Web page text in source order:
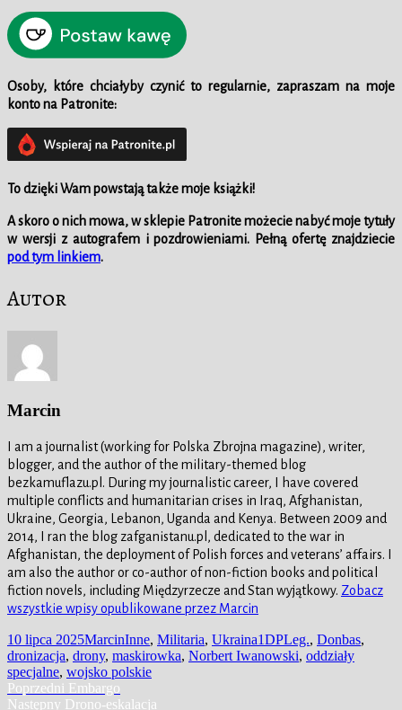
Osoby, które chciałyby czynić to regularnie, zapraszam na moje
konto na Patronite:
To dzięki Wam powstają także moje książki!
A skoro o nich mowa,w sklepie Patronite możecie nabyć moje tytuły
w wersji z autografem i pozdrowieniami. Pełną ofertę znajdziecie
pod tym linkiem.
Autor
Marcin
I am a journalist (working for Polska Zbrojna magazine), writer,
blogger, and the author of the military-themed blog
bezkamuflazu.pl. During my journalistic career, I have covered
multiple conflicts and humanitarian crises in Iraq, Afghanistan,
Ukraine, Georgia, Lebanon, Uganda and Kenya. Between 2009 and
2014, I ran the blog zafganistanu.pl, dedicated to the war in
Afghanistan, the deployment of Polish forces and veterans’ affairs. I
am also the author or co-author of non-fiction books and political
fiction novels, including Międzyrzecze and Stan wyjątkowy. Zobacz
wszystkie wpisy opublikowane przez Marcin
Data
publikacji
10 lipca 2025Autor
MarcinKategorie
Inne, Militaria, UkrainaTagi
1DPLeg., Donbas,
dronizacja, drony, maskirowka, Norbert Iwanowski, oddziały
specjalne, wojsko polskie
Nawigacja
Poprzedni Poprzedni
wpis:
Embargo
Następny Następny
Drono-eskalacja